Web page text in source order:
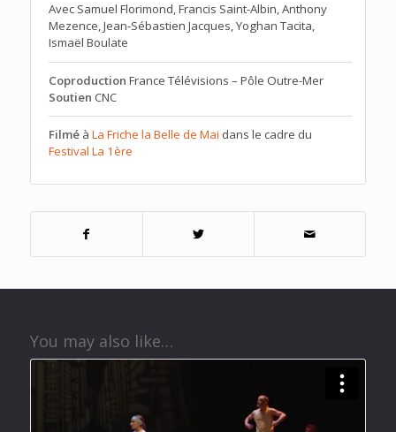
Avec Samuel Florimond, Francis Saint-Albin, Anthony
Mezence, Jean-Sébastien Jacques, Yoghan Tacita,
Ismaël Boulate
Coproduction France Télévisions – Pôle Outre-Mer
Soutien CNC
Filméà La Friche la Belle de Mai dans le cadre du
Festival La 1ère
You may also like…